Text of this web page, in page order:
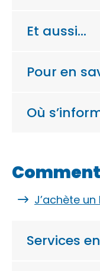
Et aussi…
Pour en
Où
J’achète
Services